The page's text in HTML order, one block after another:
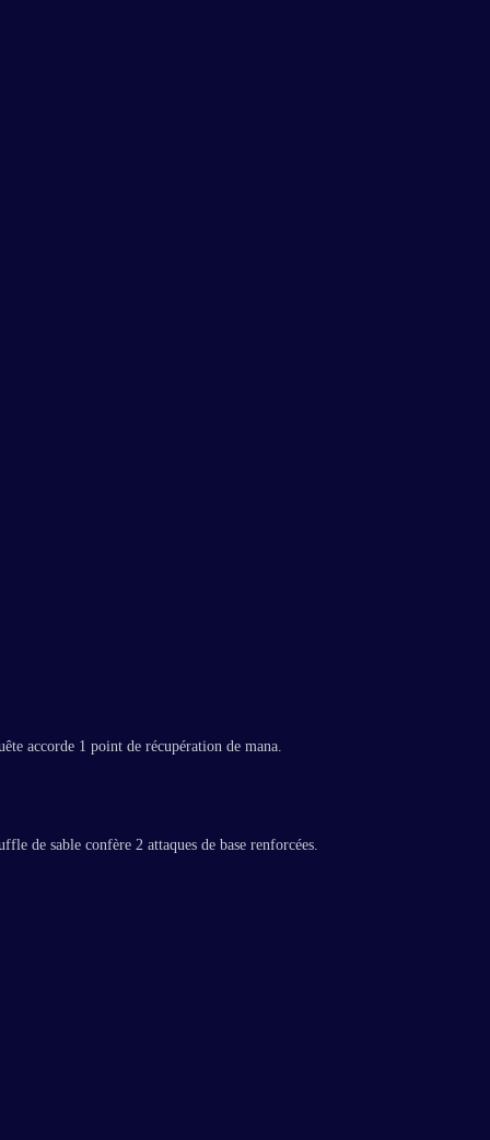
accorde 1 point de récupération de mana.
de sable confère 2 attaques de base renforcées.